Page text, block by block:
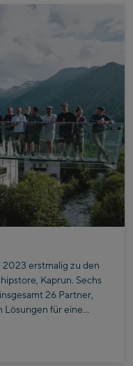
2023 erstmalig zu den
Kaprun. Sechs
26 Partner,
Lösungen für eine
seinen Partnern im